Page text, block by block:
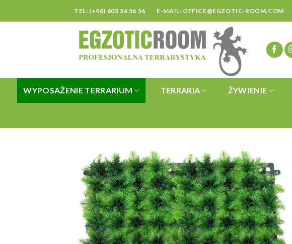
TEL: (+48) 603 56 56 56 E-MAIL: OFFICE@EGZOTIC-ROOM.COM
WYPOSAŻENIE TERRARIUM TERRARIA ŻYWIENIE